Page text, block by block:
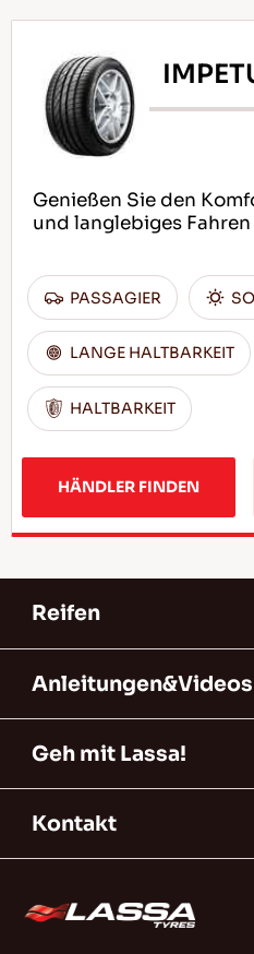
Genießen Sie den
und langlebiges
PASSAGIER
LANGE HALTBARKEIT
HALTBARKEIT
HÄNDLER FINDEN
Reifen
Anleitungen&Videos
Geh mit Lassa!
Kontakt